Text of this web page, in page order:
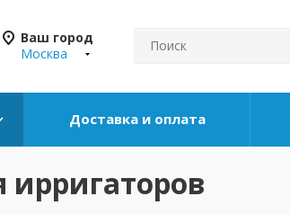
Ваш город
Москва
Доставка и оплата